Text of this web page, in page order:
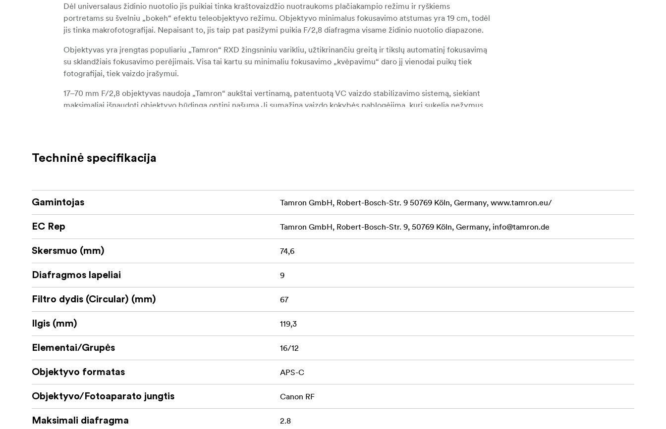
Dėl universalaus židinio nuotolio jis puikiai tinka kraštovaizdžio nuotraukoms plačiakampio režimu ir ryškiems
portretams su švelniu „bokeh“ efektu teleobjektyvo režimu. Objektyvo minimalus fokusavimo atstumas yra 19 cm, todėl
jis tinka makrofotografijai. Nepaisant to, jis taip pat pasižymi puikia F/2,8 diafragma visame židinio nuotolio diapazone.
Objektyvas yra įrengtas populiariu „Tamron“ RXD žingsniniu varikliu, užtikrinančiu greitą ir tikslų automatinį fokusavimą
su sklandžiais fokusavimo perėjimais. Visa tai kartu su minimaliu fokusavimo „kvėpavimu“ daro jį vienodai puikų tiek
fotografijai, tiek vaizdo įrašymui.
17–70 mm F/2,8 objektyvas naudoja „Tamron“ aukštai vertinamą, patentuotą VC vaizdo stabilizavimo sistemą, siekiant
maksimaliai išnaudoti objektyvo būdingą optinį našumą.Ji sumažina vaizdo kokybės pablogėjimą, kurį sukelia nežymus
17–70 mm F2,8 objektyvo optinė konstrukcija susideda iš 16 elementų, suskirstytų į 12 grupių. Du GM (stiklo liejimo
nešvarumus ir vandenį, todėl jis tinka naudoti net ir atšiauriomis oro sąlygomis.
Pagrindinės specifikacijos
Kompaktiškas
Puiki f/2,8 diafragma visame židinio nuotolio diapazone
Minimalus fokusavimo atstumas – 19 cm
Drėgmei atspari konstrukcija
Kas yra dėžutėje:
„Tamron“ 17–70 mm F/2,8 Di III-A VC RXD
Objektyvo gaubtas
Priekinis objektyvo dangtelis
Techninė specifikacija
Gamintojas Tamron GmbH, Robert-Bosch-Str. 9 50769 Köln, Germany, www.tamron.eu/
EC Rep Tamron GmbH, Robert-Bosch-Str. 9, 50769 Köln, Germany, info@tamron.de
Skersmuo (mm) 74,6
Diafragmos lapeliai 9
Filtro dydis (Circular) (mm) 67
Ilgis (mm) 119,3
Elementai/Grupės 16/12
Objektyvo formatas APS-C
Objektyvo/Fotoaparato jungtis Canon RF
Maksimali diafragma 2.8